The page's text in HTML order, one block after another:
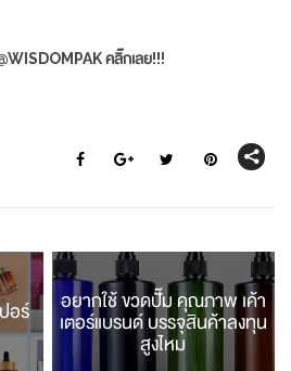
คลิ๊กเลย!!!
อยากใช้ ขวดปั๊ม คุณภาพ เค้า
เตอร์แบรนด์ บรรจุสินค้าลงทุน
สูงไหม
อร์